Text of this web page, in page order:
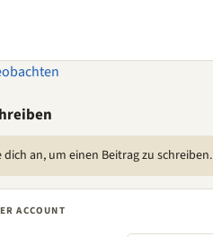
an, um einen Beitrag zu schreiben.
ACCOUNT